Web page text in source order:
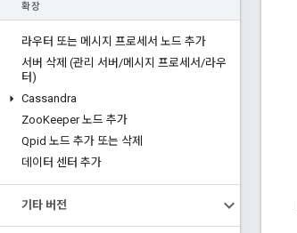
확장
라우터 또는 메시지 프로세서 노드 추가
서버 삭제 (관리 서버 /메시지 프로세서/라우
터)
Cassandra
ZooKeeper 노드 추가
Qpid 노드 추가 또는 삭제
데이터 센터 추가
기타 버전